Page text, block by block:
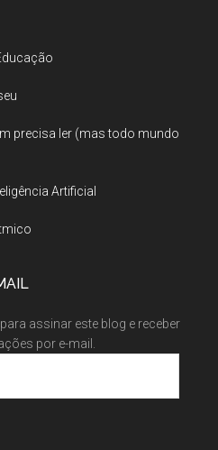
precisa ler (mas todo mundo
Artificial
assinar este blog e receber
por e-mail.